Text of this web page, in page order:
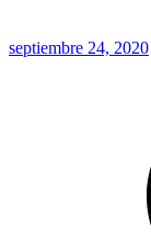
septiembre 24, 2020